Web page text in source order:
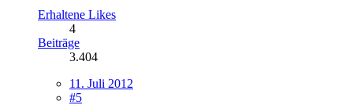
Erhaltene Likes
4
Beiträge
3.404
11. Juli 2012
#5